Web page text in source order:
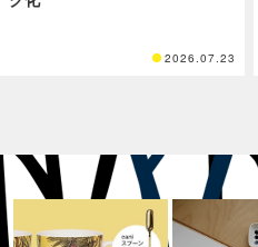
2026.07.23